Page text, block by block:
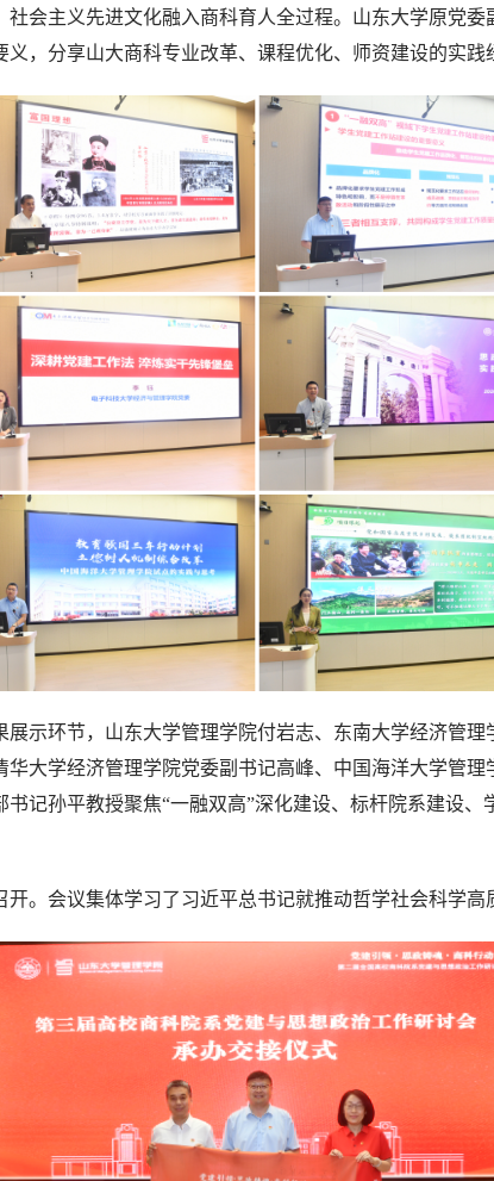
会主义先进文化融入商科育人全过程。山东大学原党委
，分享山大商科专业改革、课程优化、师资建设的实践
展示环节，山东大学管理学院付岩志、东南大学经济管
大学经济管理学院党委副书记高峰、中国海洋大学管
记孙平教授聚焦“一融双高”深化建设、标杆院系建设
开。会议集体学习了习近平总书记就推动哲学社会科学高